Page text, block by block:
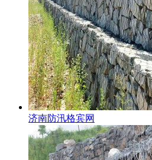
济南防汛格宾网